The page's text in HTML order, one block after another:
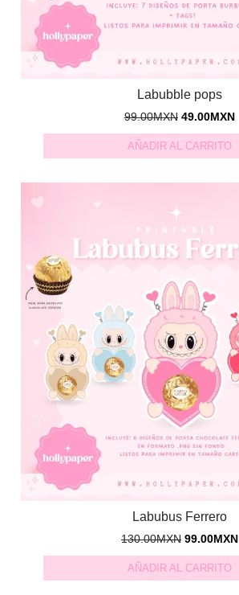
Labubble pops
99.00MXN 49.00MXN
AÑADIR AL CARRITO
Labubus Ferrero
130.00MXN 99.00MXN
AÑADIR AL CARRITO